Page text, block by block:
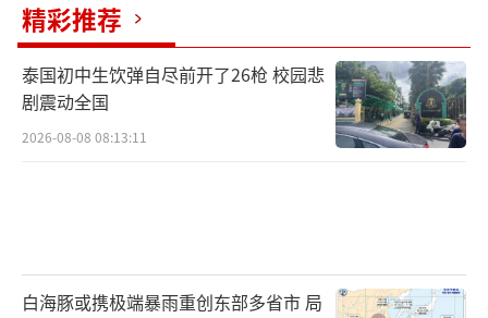
精彩推荐
泰国初中生饮弹自尽前开了26枪 校园悲
剧震动全国
2026-08-08 08:13:11
白海豚或携极端暴雨重创东部多省市 局